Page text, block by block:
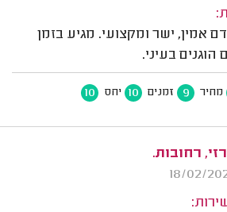
אמין, ישר ומקצועי. מגיע בזמן
הוגנים בעיני.
מחיר 9 זמנים 10 יחס 10
רחובות.